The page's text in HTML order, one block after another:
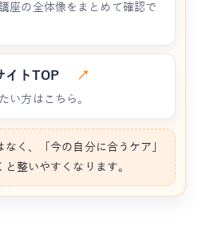
座の全体像をまとめて確認で
イトTOP ↗
い方はこちら。
く、「今の自分に合うケア」
整いやすくなります。